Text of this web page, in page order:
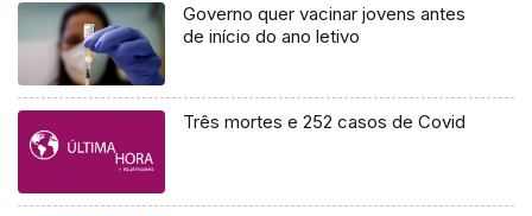
Governo quer vacinar jovens antes
de início do ano letivo
Três mortes e 252 casos de Covid